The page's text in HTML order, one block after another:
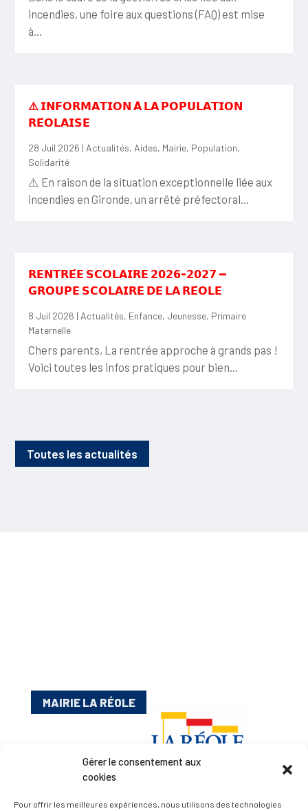
Gérer le consentement aux
cookies
Pour offrir les meilleures expériences, nous utilisons des technologies
incendies, une foire aux questions (FAQ) est mise
à...
⚠️ 𝗜𝗡𝗙𝗢𝗥𝗠𝗔𝗧𝗜𝗢𝗡 𝗔̀ 𝗟𝗔 𝗣𝗢𝗣𝗨𝗟𝗔𝗧𝗜𝗢𝗡
𝗥𝗘́𝗢𝗟𝗔𝗜𝗦𝗘
28 Juil 2026 | Actualités, Aides, Mairie, Population,
Solidarité
⚠️ En raison de la situation exceptionnelle liée aux
incendies en Gironde, un arrêté préfectoral...
𝗥𝗘𝗡𝗧𝗥𝗘́𝗘 𝗦𝗖𝗢𝗟𝗔𝗜𝗥𝗘 𝟮𝟬𝟮𝟲-𝟮𝟬𝟮𝟳 —
𝗚𝗥𝗢𝗨𝗣𝗘 𝗦𝗖𝗢𝗟𝗔𝗜𝗥𝗘 𝗗𝗘 𝗟𝗔 𝗥𝗘́𝗢𝗟𝗘
8 Juil 2026 | Actualités, Enfance, Jeunesse, Primaire
Maternelle
Chers parents, La rentrée approche à grands pas !
Voici toutes les infos pratiques pour bien...
Toutes les actualités
MAIRIE LA RÉOLE